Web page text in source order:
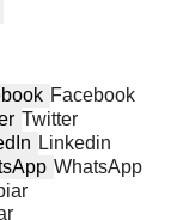
Facebook
Twitter
Linkedin
WhatsApp